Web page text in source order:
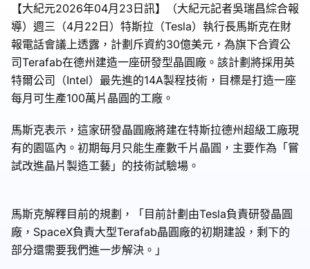
【大紀元2026年04月23日訊】（大紀元記者吳瑞昌綜合報
導）週三（4月22日）特斯拉（Tesla）執行長馬斯克在財
報電話會議上透露，計劃斥資約30億美元，為旗下合資公
司Terafab在德州建造一座研發型晶圓廠。該計劃將採用英
特爾公司（Intel）最先進的14A製程技術，目標是打造一座
每月可生產100萬片晶圓的工廠。
馬斯克表示，這家研發晶圓廠將建在特斯拉德州超級工廠現
有的園區內。初期每月只能生產數千片晶圓，主要作為「嘗
試改進晶片製造工藝」的技術試驗場。
馬斯克解釋目前的規劃，「目前計劃由Tesla負責研發晶圓
廠，SpaceX負責大型Terafab晶圓廠的初期建設，剩下的
部分還需要我們進一步解決。」